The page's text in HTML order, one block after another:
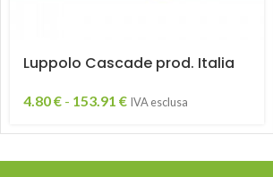
Luppolo Cascade prod. Italia
4.80€ - 153.91 € IVA esclusa